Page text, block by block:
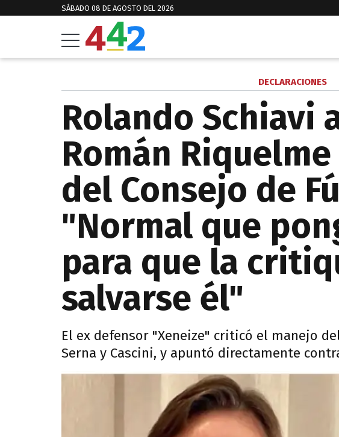
SÁBADO 08 DE AGOSTO DEL 2026
DECLARACIONES
Rolando Schiavi
Román
del Consejo de
"Normal que
para que la
salvarse él"
El ex defensor "Xeneize" criticó el manejo
Serna y Cascini, y apuntó directamente